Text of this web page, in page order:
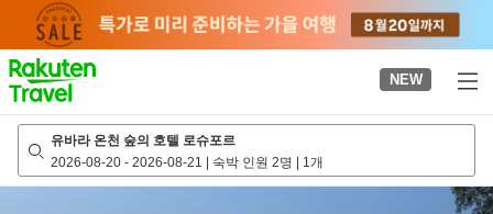
page
NEW
유바라 온천 숲의 호텔 로슈포르
2026-08-20 - 2026-08-21 | 숙박 인원 2명 | 1개